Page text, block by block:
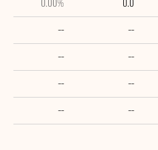
0.0
0.00%
--
--
--
--
--
--
--
--